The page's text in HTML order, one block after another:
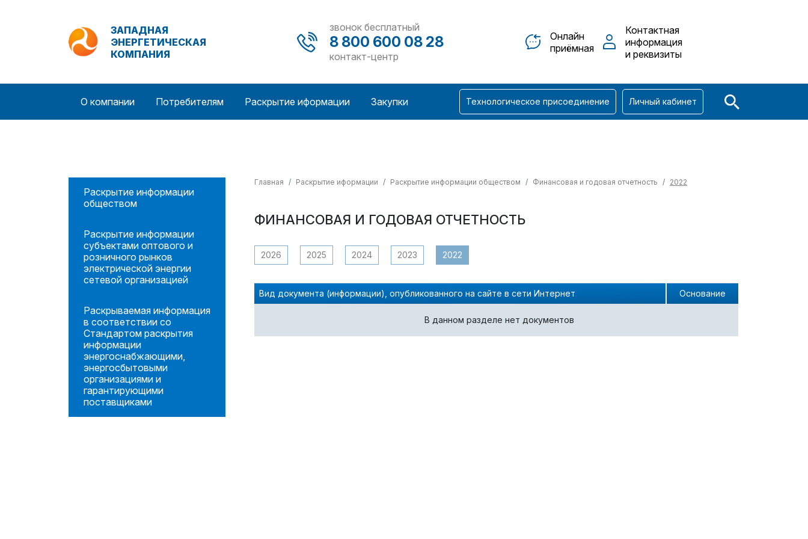
ЗАПАДНАЯ
ЭНЕРГЕТИЧЕСКАЯ
КОМПАНИЯ
звонок бесплатный
8 800 600 08 28
контакт-центр
Онлайн
приёмная
Контактная
информация
и реквизиты
О компании Потребителям Раскрытие иформации Закупки Технологическое присоединение Личный кабинет
Раскрытие информации
обществом
Раскрытие информации
субъектами оптового и
розничного рынков
электрической энергии
сетевой организацией
Раскрываемая информация
в соответствии со
Стандартом раскрытия
информации
энергоснабжающими,
энергосбытовыми
организациями и
гарантирующими
поставщиками
Главная Раскрытие иформации Раскрытие информации обществом Финансовая и годовая отчетность 2022
ФИНАНСОВАЯ И ГОДОВАЯ ОТЧЕТНОСТЬ
2026 2025 2024 2023 2022
Вид документа (информации), опубликованного на сайте в сети Интернет Основание
В данном разделе нет документов